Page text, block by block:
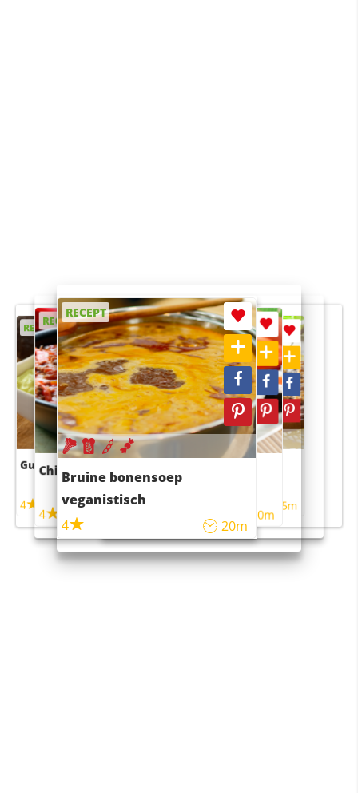
RECEPT
Guacamole
4
RECEPT
Chili con carne
4
RECEPT
Bruine bonensoep
veganistisch
4
20m
RECEPT
Sushi rijstsalade
maaltijdsalade
40m
RECEPT
4 55m